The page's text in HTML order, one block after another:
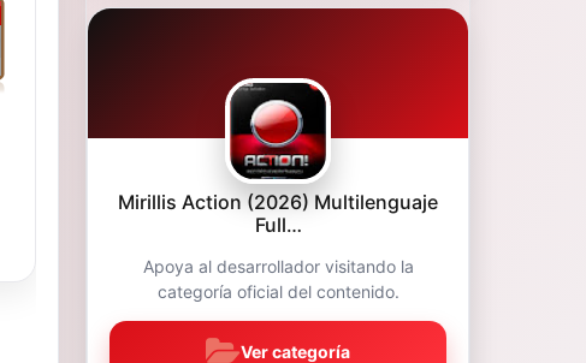
Mirillis Action (2026) Multilenguaje
Full…
Apoya al desarrollador visitando la
categoría oficial del contenido.
Ver categoría